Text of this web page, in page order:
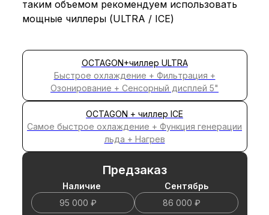
OCTAGON+чиллер ULTRA
Быстрое охлаждение + Фильтрация +
Озонирование + Сенсорный дисплей 5"
OCTAGON + чиллер ICE
Самое быстрое охлаждение + Функция генерации
льда + Нагрев
Предзаказ
Наличие
95 000 ₽
Cентябрь
86 000 ₽
таким объемом рекомендуем использовать
мощные чиллеры (ULTRA / ICE)